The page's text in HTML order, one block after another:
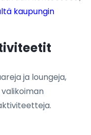
kaupungin
ja loungeja,